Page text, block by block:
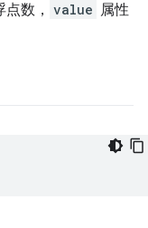
数， value 属性